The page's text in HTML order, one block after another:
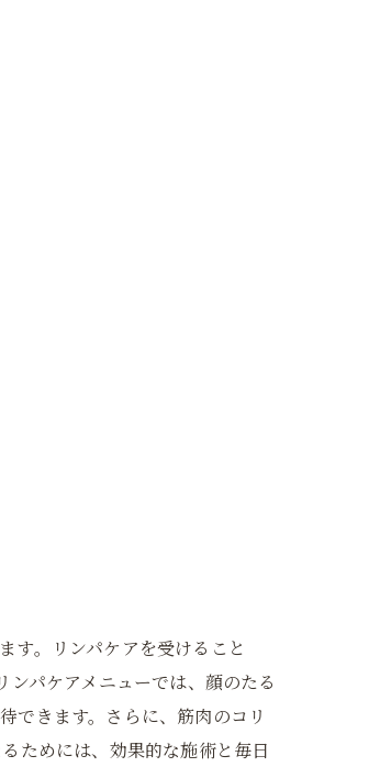
す。リンパケアを受けること
パケアメニューでは、顔のたる
できます。さらに、筋肉のコリ
ためには、効果的な施術と毎日